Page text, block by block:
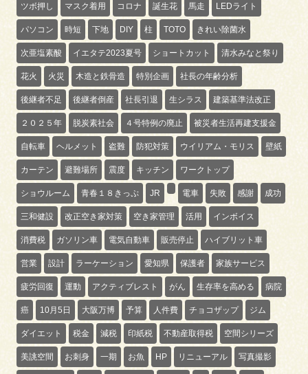
ツボ押し マスク着用 コロナ 誕生花 馬走 LEDライト
パソコン 時短 下地 DIY 柱 TOTO きれい除菌水
次亜塩素酸 イエタテ2023夏号 ショートカット 清水みなと祭り
花火 火災 木造と鉄骨造 特別企画 社長の年齢分析
後継者不足 後継者倒産 社長引退 生シラス 建築基準法改正
２０２５年 脱炭素社会 ４号特例の廃止 被災者生活再建支援金
自転車 ヘルメット 盗難 防犯対策 ウイリアム・モリス 壁紙
カーテン 避難場所 震度 キッチン ワークトップ
ショウルーム 青春１８きっぷ JR 電車 失敗 感謝 成功
三和健設 改正空き家対策 空き家管理 活用 インボイス
消費税 ガソリン車 電気自動車 販売停止 ハイブリット車
営業 設計 ラーケーション 愛知県 保護者 家族サービス
疲労回復 運動 アクティブレスト がん 生存率を高める 病院
癌 10月5日 大阪万博 予算 人件費 チョコザップ ジム
ダイエット 税金 減税 印紙税 不動産取得税 空間シリーズ
美誂空間 お刺身 一期 お魚 HP リニューアル 写真撮影